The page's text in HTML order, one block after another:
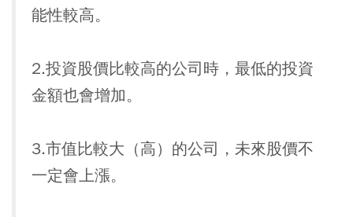
能性較高。
2.投資股價比較高的公司時，最低的投資
金額也會增加。
3.市值比較大（高）的公司，未來股價不
一定會上漲。